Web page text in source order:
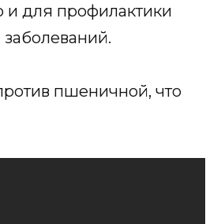
и для профилактики
пшеничной, что